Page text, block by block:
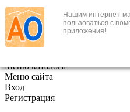
Нашим интернет-
пользоваться с
приложения!
+7 (495) 646-888-1
В корзине
Меню каталога
Меню сайта
Вход
Регистрация